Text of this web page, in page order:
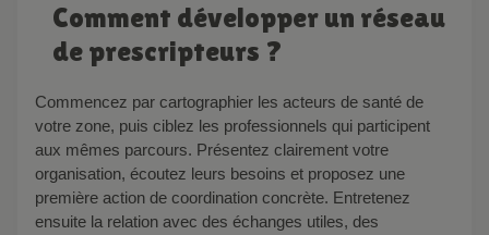
Comment développer un réseau
de prescripteurs ?
Commencez par cartographier les acteurs de santé de
votre zone, puis ciblez les professionnels qui participent
aux mêmes parcours. Présentez clairement votre
organisation, écoutez leurs besoins et proposez une
première action de coordination concrète. Entretenez
ensuite la relation avec des échanges utiles, des